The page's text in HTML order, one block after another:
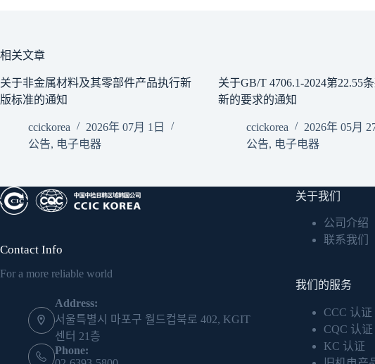
相关文章
关于非金属材料及其零部件产品执行新
版标准的通知
ccickorea
2026年 07月 1日
公告, 电子电器
关于GB/T 4706.1-2024第22.55
新的要求的通知
ccickorea
2026年 05月
公告, 电子电器
Contact Info
For a more reliable world
Address:
서울특별시 마포구 월드컵북로 402, KGIT
센터 21층
Phone:
关于我们
公司介绍
联系我们
我们的服务
CCC 认证
CQC 认证
KC 认证